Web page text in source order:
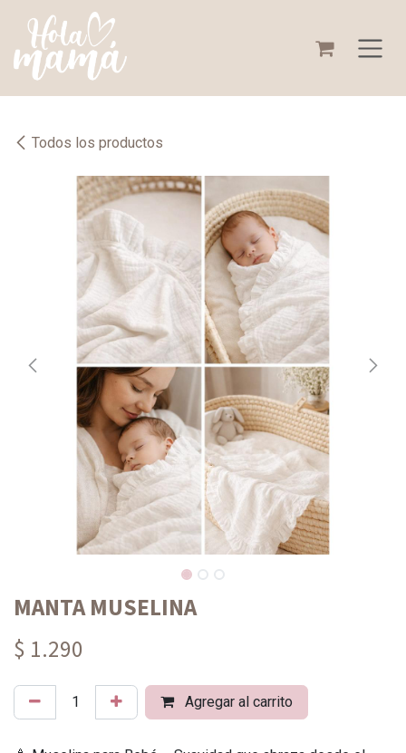
Todos los productos
MANTA MUSELINA
$ 1.290
Agregar al carrito